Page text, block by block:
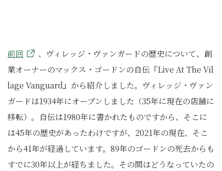
前回
、ヴィレッジ・ヴァンガードの歴史について、創
業オーナーのマックス・ゴードンの自伝『Live At The Vil
lage Vanguard』から紹介しました。ヴィレッジ・ヴァン
ガードは1934年にオープンしました（35年に現在の店舗に
移転）。自伝は1980年に書かれたものですから、そこに
は45年の歴史があったわけですが、2021年の現在、そこ
から41年が経過しています。89年のゴードンの死去からも
すでに30年以上が経ちました。その間はどうなっていたの